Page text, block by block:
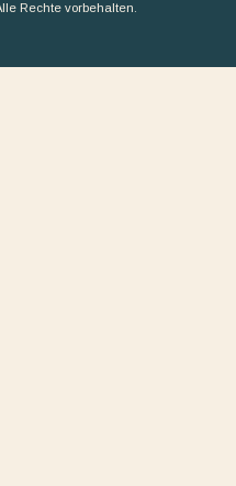
Rechte vorbehalten.